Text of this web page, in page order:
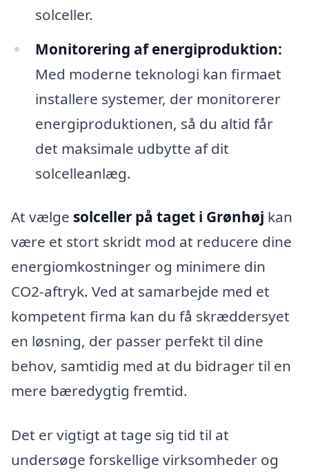
solceller.
Monitorering af energiproduktion:
Med moderne teknologi kan firmaet
installere systemer, der monitorerer
energiproduktionen, så du altid får
det maksimale udbytte af dit
solcelleanlæg.
At vælge solceller på taget i Grønhøj kan
være et stort skridt mod at reducere dine
energiomkostninger og minimere din
CO2-aftryk. Ved at samarbejde med et
kompetent firma kan du få skræddersyet
en løsning, der passer perfekt til dine
behov, samtidig med at du bidrager til en
mere bæredygtig fremtid.
Det er vigtigt at tage sig tid til at
undersøge forskellige virksomheder og